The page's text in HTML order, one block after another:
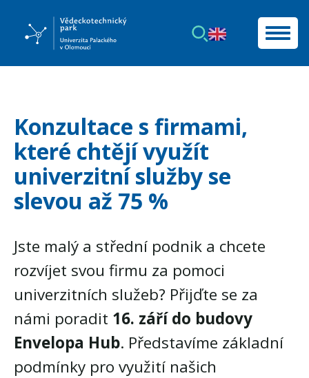
Konzultace s firmami,
které chtějí využít
univerzitní služby se
slevou až 75 %
Jste malý a střední podnik a chcete
rozvíjet svou firmu za pomoci
univerzitních služeb? Přijďte se za
námi poradit 16. září do budovy
Envelopa Hub. Představíme základní
podmínky pro využití našich